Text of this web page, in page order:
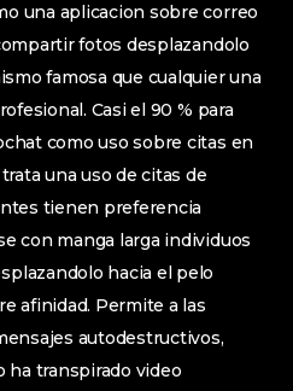
una aplicacion sobre correo
fotos desplazandolo
famosa que cualquier una
Casi el 90 % para
como uso sobre citas en
una uso de citas de
tienen preferencia
con manga larga individuos
hacia el pelo
afinidad. Permite a las
autodestructivos,
ha transpirado video